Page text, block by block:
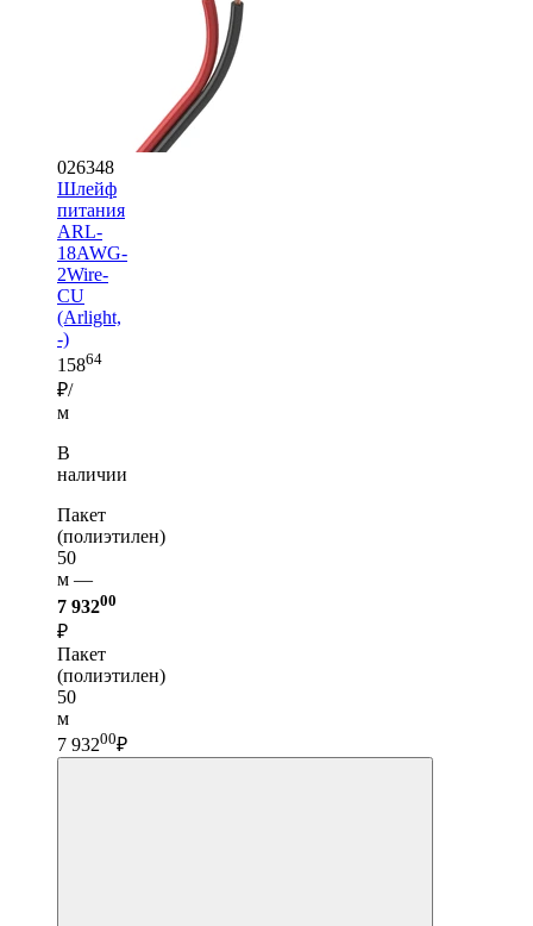
026348
Шлейф
питания
ARL-
18AWG-
2Wire-
CU
(Arlight,
-)
15864
₽/
м
В
наличии
Пакет
(полиэтилен)
50
м —
7 93200
₽
Пакет
(полиэтилен)
50
м
7 93200₽